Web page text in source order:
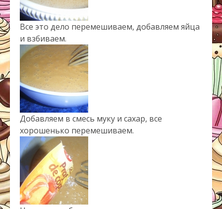
Все это дело перемешиваем, добавляем яйца
и взбиваем.
Добавляем в смесь муку и сахар, все
хорошенько перемешиваем.